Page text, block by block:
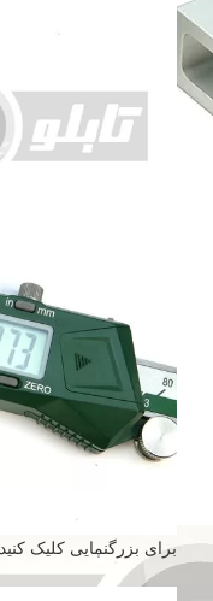
برای بزرگنمایی کلیک کنید